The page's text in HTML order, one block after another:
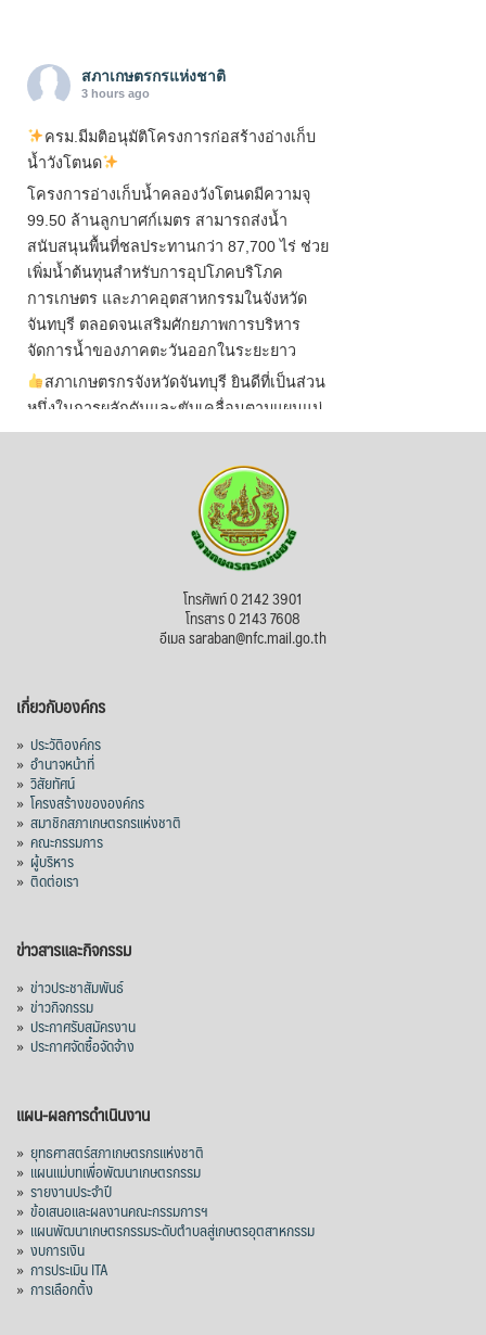
สภาเกษตรกรแห่งชาติ
3 hours ago
ครม.มีมติอนุมัติโครงการก่อสร้างอ่างเก็บ
น้ำวังโตนด
โครงการอ่างเก็บน้ำคลองวังโตนดมีความจุ
99.50 ล้านลูกบาศก์เมตร สามารถส่งน้ำ
สนับสนุนพื้นที่ชลประทานกว่า 87,700 ไร่ ช่วย
เพิ่มน้ำต้นทุนสำหรับการอุปโภคบริโภค
การเกษตร และภาคอุตสาหกรรมในจังหวัด
จันทบุรี ตลอดจนเสริมศักยภาพการบริหาร
จัดการน้ำของภาคตะวันออกในระยะยาว
สภาเกษตรกรจังหวัดจันทบุรี ยินดีที่เป็นส่วน
หนึ่งในการผลักดันและขับเคลื่อนตามแผนแม่
บทเพื่อพั ...See More
ไม่สามารถดูเนื้อหานี้ได้ในขณะนี้
สภาเกษตรกรแห่งชาติ
ไทยในช่วง 6 เดือนของปี 2569 (ม.ค.-มิ.ย.) มี
1,205 ล้านดอลลาร์สหรัฐ (ประมาณ
38,003.15 ล้านบาท) ลดลง 27.69%
ปรับตัวลดลงตามสภาวะเศรษฐกิจและการค้า
โลก โดยตลาดส่งออกสำคัญ จีน ส่งออกได้
1.52 ล้านตัน ลด 61.71%
ส่งออกมันครึ่งปี 69 ปริมาณ 2.52 ล้านตัน
ลด 51.63% ยังดีที่ราคาขายดีกว่าปีก่อน
mgronline.com
View on Facebook
สภาเกษตรกรแห่งชาติ
3 hours ago
คณะรัฐมนตรี อนุมัติโครงการอ่างเก็บน้ำ
คลองวังโตนด วงเงิน 7,200 ล้านบาท สะท้อน
ผลสำเร็จการผลักดันข้อเสนอเชิงนโยบายของ
โทรศัพท์ 0 2142 3901
โทรสาร 0 2143 7608
อีเมล saraban@nfc.mail.go.th
เกี่ยวกับองค์กร
» ประวัติองค์กร
» อำนาจหน้าที่
» วิสัยทัศน์
» โครงสร้างขององค์กร
» สมาชิกสภาเกษตรกรแห่งชาติ
» คณะกรรมการ
» ผู้บริหาร
» ติดต่อเรา
ข่าวสารและกิจกรรม
» ข่าวประชาสัมพันธ์
» ข่าวกิจกรรม
» ประกาศรับสมัครงาน
» ประกาศจัดซื้อจัดจ้าง
แผน-ผลการดำเนินงาน
» ยุทธศาสตร์สภาเกษตรกรแห่งชาติ
» แผนแม่บทเพื่อพัฒนาเกษตรกรรม
» รายงานประจำปี
» ข้อเสนอและผลงานคณะกรรมการฯ
» แผนพัฒนาเกษตรกรรมระดับตำบลสู่เกษตรอุตสาหกรรม
» งบการเงิน
» การประเมิน ITA
» การเลือกตั้ง